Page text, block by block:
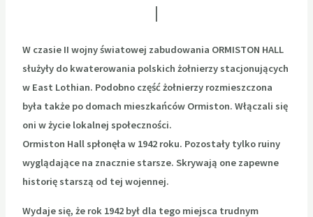
W czasie II wojny światowej zabudowania ORMISTON HALL
służyły do kwaterowania polskich żołnierzy stacjonujących
w East Lothian. Podobno część żołnierzy rozmieszczona
była także po domach mieszkańców Ormiston. Włączali się
oni w życie lokalnej społeczności.
Ormiston Hall spłonęła w 1942 roku. Pozostały tylko ruiny
wyglądające na znacznie starsze. Skrywają one zapewne
historię starszą od tej wojennej.
Wydaje się, że rok 1942 był dla tego miejsca trudnym